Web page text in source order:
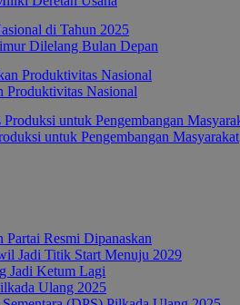
Dilelang Bulan Depan
Nasional
untuk Pengembangan Masyarakat
Resmi Dipanaskan
Jadi Titik Start Menuju 2029
Jadi Ketum Lagi
Ulang 2025